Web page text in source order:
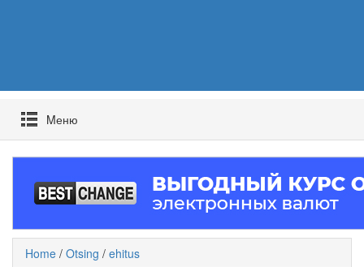
Mеню
Home / Otsing / ehitus